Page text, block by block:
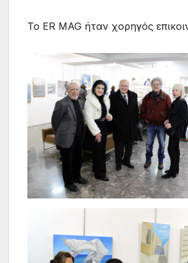
Το ER MAG ήταν χορηγός